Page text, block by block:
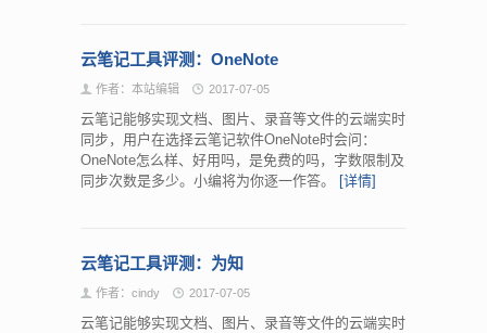
云笔记工具评测：OneNote
作者：本站编辑 2017-07-05
云笔记能够实现文档、图片、录音等文件的云端实时
同步，用户在选择云笔记软件OneNote时会问：
OneNote怎么样、好用吗，是免费的吗，字数限制及
同步次数是多少。小编将为你逐一作答。
[详情]
云笔记工具评测：为知
作者：cindy 2017-07-05
云笔记能够实现文档、图片、录音等文件的云端实时